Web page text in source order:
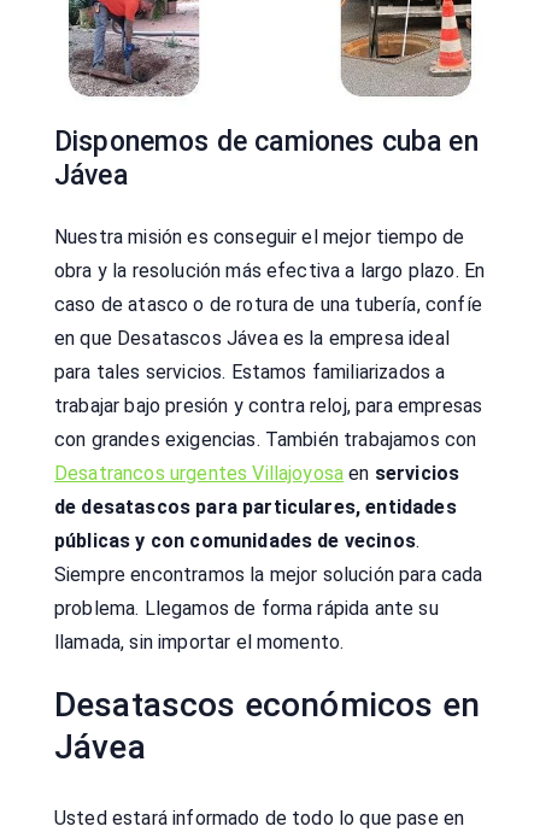
Disponemos de camiones cuba en
Jávea
Nuestra misión es conseguir el mejor tiempo de
obra y la resolución más efectiva a largo plazo. En
caso de atasco o de rotura de una tubería, confíe
en que Desatascos Jávea es la empresa ideal
para tales servicios. Estamos familiarizados a
trabajar bajo presión y contra reloj, para empresas
con grandes exigencias. También trabajamos con
Desatrancos urgentes Villajoyosa en servicios
de desatascos para particulares, entidades
públicas y con comunidades de vecinos.
Siempre encontramos la mejor solución para cada
problema. Llegamos de forma rápida ante su
llamada, sin importar el momento.
Desatascos económicos en
Jávea
Usted estará informado de todo lo que pase en